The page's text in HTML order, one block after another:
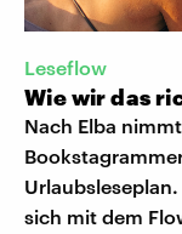
Leseflow
Wie wir das
Nach Elba
sich mit dem